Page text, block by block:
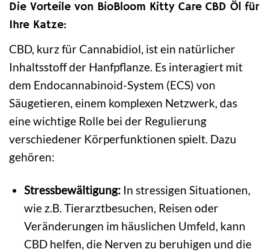
Die Vorteile von BioBloom Kitty Care CBD Öl für
Ihre Katze:
CBD, kurz für Cannabidiol, ist ein natürlicher
Inhaltsstoff der Hanfpflanze. Es interagiert mit
dem Endocannabinoid-System (ECS) von
Säugetieren, einem komplexen Netzwerk, das
eine wichtige Rolle bei der Regulierung
verschiedener Körperfunktionen spielt. Dazu
gehören:
Stressbewältigung: In stressigen Situationen,
wie z.B. Tierarztbesuchen, Reisen oder
Veränderungen im häuslichen Umfeld, kann
CBD helfen, die Nerven zu beruhigen und die